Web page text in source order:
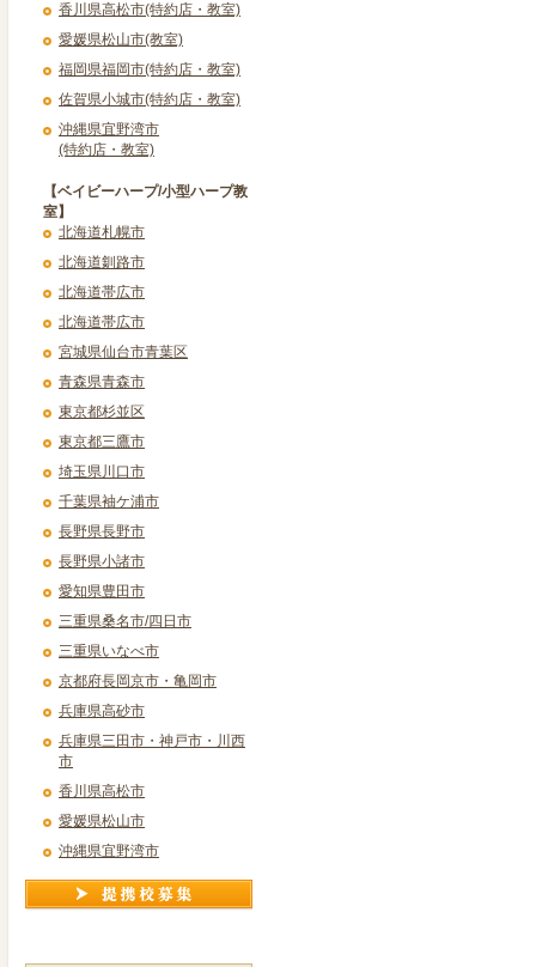
香川県高松市(特約店・教室)
愛媛県松山市(教室)
福岡県福岡市(特約店・教室)
佐賀県小城市(特約店・教室)
沖縄県宜野湾市
(特約店・教室)
【ベイビーハープ/小型ハープ教
室】
北海道札幌市
北海道釧路市
北海道帯広市
北海道帯広市
宮城県仙台市青葉区
青森県青森市
東京都杉並区
東京都三鷹市
埼玉県川口市
千葉県袖ケ浦市
長野県長野市
長野県小諸市
愛知県豊田市
三重県桑名市/四日市
三重県いなべ市
京都府長岡京市・亀岡市
兵庫県高砂市
兵庫県三田市・神戸市・川西
市
香川県高松市
愛媛県松山市
沖縄県宜野湾市